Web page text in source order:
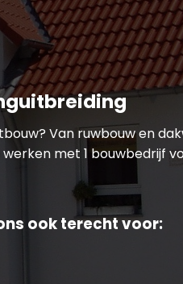
Van ruwbouw en
met 1 bouwbedrijf
ook terecht voor: